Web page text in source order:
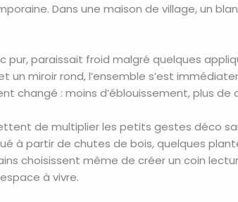
Dans une maison de village, un
paraissait froid malgré quelques
un miroir rond, l’ensemble s’est
changé : moins d’éblouissement, plus de
de multiplier les petits gestes déco
à partir de chutes de bois, quelques
choisissent même de créer un coin
à vivre.